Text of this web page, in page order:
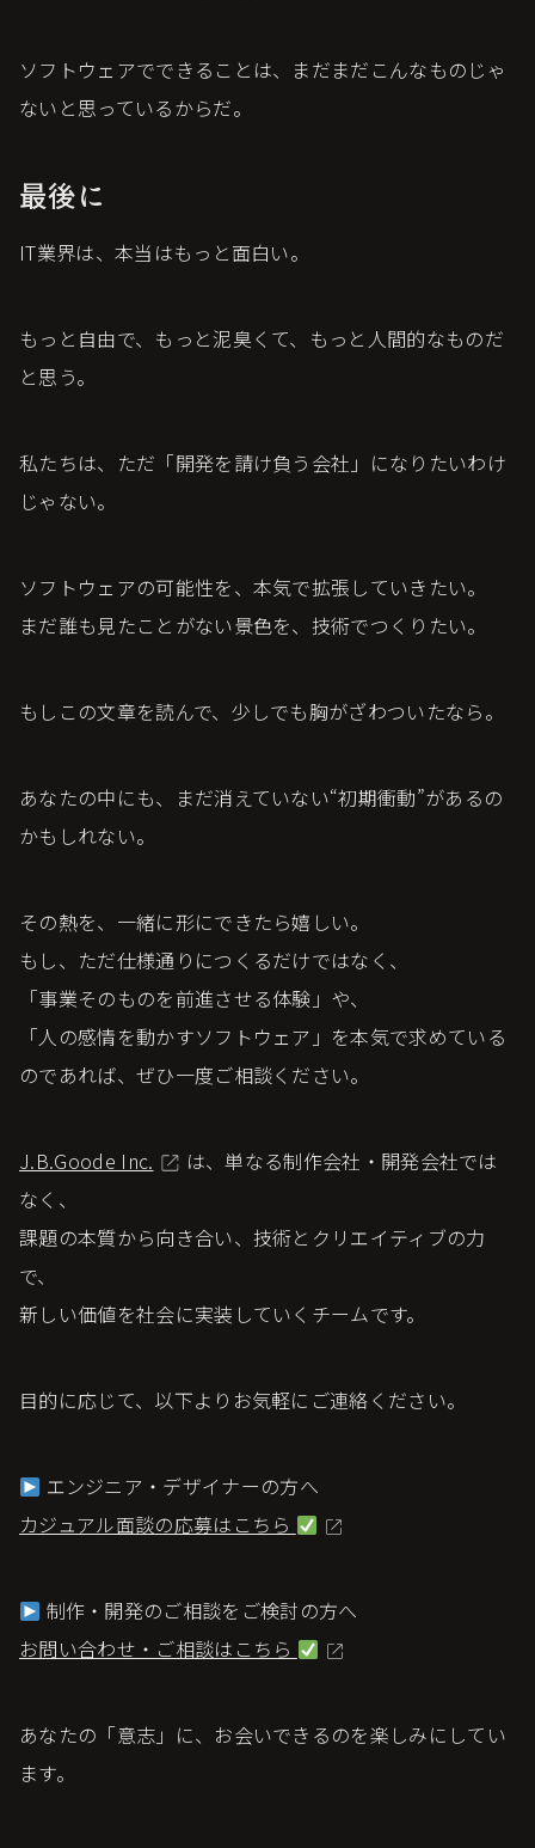
ソフトウェアでできることは、まだまだこんなものじゃ
ないと思っているからだ。
最後に
IT業界は、本当はもっと面白い。
もっと自由で、もっと泥臭くて、もっと人間的なものだ
と思う。
私たちは、ただ「開発を請け負う会社」になりたいわけ
じゃない。
ソフトウェアの可能性を、本気で拡張していきたい。
まだ誰も見たことがない景色を、技術でつくりたい。
もしこの文章を読んで、少しでも胸がざわついたなら。
あなたの中にも、まだ消えていない“初期衝動”があるの
かもしれない。
その熱を、一緒に形にできたら嬉しい。
もし、ただ仕様通りにつくるだけではなく、
「事業そのものを前進させる体験」や、
「人の感情を動かすソフトウェア」を本気で求めている
のであれば、ぜひ一度ご相談ください。
J.B.Goode Inc.
は、単なる制作会社・開発会社では
なく、
課題の本質から向き合い、技術とクリエイティブの力
で、
新しい価値を社会に実装していくチームです。
目的に応じて、以下よりお気軽にご連絡ください。
エンジニア・デザイナーの方へ
カジュアル面談の応募はこちら
制作・開発のご相談をご検討の方へ
お問い合わせ・ご相談はこちら
あなたの「意志」に、お会いできるのを楽しみにしてい
ます。